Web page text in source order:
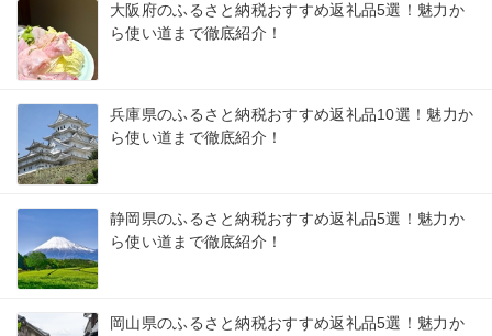
大阪府のふるさと納税おすすめ返礼品5選！魅力か
ら使い道まで徹底紹介！
兵庫県のふるさと納税おすすめ返礼品10選！魅力か
ら使い道まで徹底紹介！
静岡県のふるさと納税おすすめ返礼品5選！魅力か
ら使い道まで徹底紹介！
岡山県のふるさと納税おすすめ返礼品5選！魅力か